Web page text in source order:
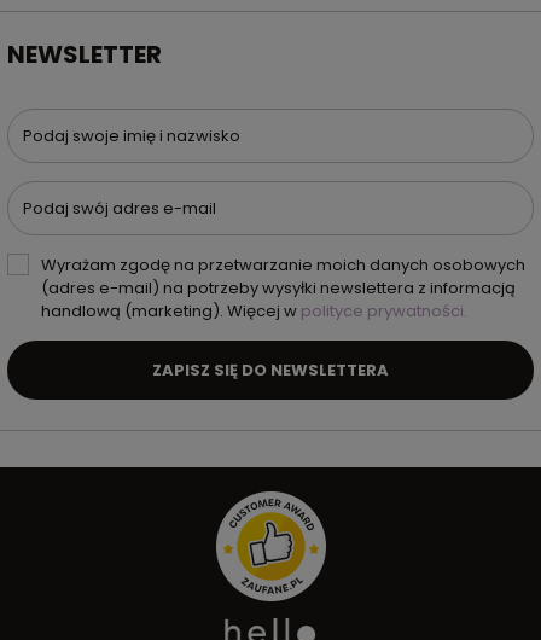
NEWSLETTER
Podaj swoje imię i nazwisko
Podaj swój adres e-mail
Wyrażam zgodę na przetwarzanie moich danych osobowych
(adres e-mail) na potrzeby wysyłki newslettera z informacją
handlową (marketing). Więcej w polityce prywatności.
ZAPISZ SIĘ DO NEWSLETTERA